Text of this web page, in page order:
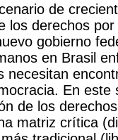
de
los derechos
gobierno
en Brasil
necesitan
En
de los
matriz crítica